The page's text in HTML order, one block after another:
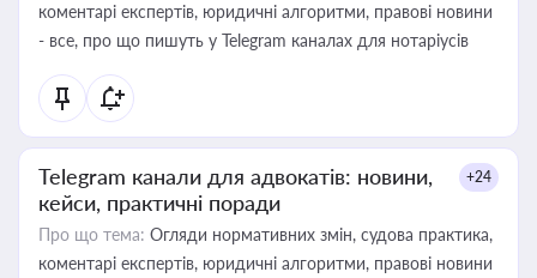
коментарі експертів, юридичні алгоритми, правові новини
- все, про що пишуть у Telegram каналах для нотаріусів
Telegram канали для адвокатів: новини,
кейси, практичні поради
+24
Про що тема: Огляди нормативних змін, судова практика,
коментарі експертів, юридичні алгоритми, правові новини